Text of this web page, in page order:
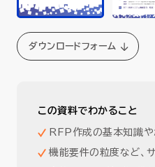
EN
ダウンロードフォーム
この資料でわかること
RFP作成の基本知識や
機能要件の粒度など、